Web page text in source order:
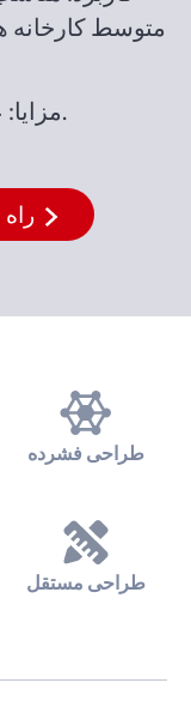
متوسط کارخانه
مزایا: عملکرد پایدار و کاربرد گسترده.
طراحی فشرده
طراحی مستقل